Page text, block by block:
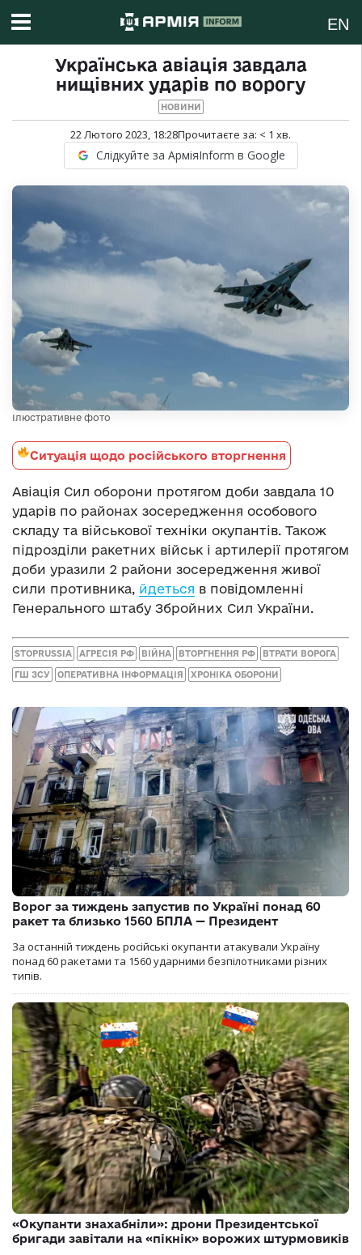
EN
Українська авіація завдала
нищівних ударів по ворогу
НОВИНИ
22 Лютого 2023, 18:28Прочитаєте за: < 1 хв.
Слідкуйте за АрміяInform в Google
Ілюстративне фото
Ситуація щодо російського вторгнення
Авіація Сил оборони протягом доби завдала 10
ударів по районах зосередження особового
складу та військової техніки окупантів. Також
підрозділи ракетних військ і артилерії протягом
доби уразили 2 райони зосередження живої
сили противника, йдеться в повідомленні
Генерального штабу Збройних Сил України.
STOPRUSSIA АГРЕСІЯ РФ ВІЙНА ВТОРГНЕННЯ РФ ВТРАТИ ВОРОГА
ГШ ЗСУ ОПЕРАТИВНА ІНФОРМАЦІЯ ХРОНІКА ОБОРОНИ
Ворог за тиждень запустив по Україні понад 60
ракет та близько 1560 БПЛА — Президент
За останній тиждень російські окупанти атакували Україну
понад 60 ракетами та 1560 ударними безпілотниками різних
типів.
«Окупанти знахабніли»: дрони Президентської
бригади завітали на «пікнік» ворожих штурмовиків